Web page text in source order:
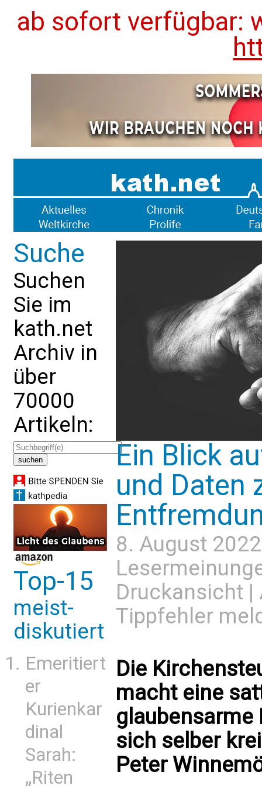
ab sofort verfügbar:
Suche
Suchen
Sie im
kath.net
Archiv in
über
70000
Artikeln:
Top-15
meist-
diskutiert
Emeritiert
er
Kurienkar
dinal
Sarah:
„Riten
Ein Blick
und Daten
8. August
Druckansicht |
Tippfehler
Die
macht eine
glaubensarme
sich selber
Peter